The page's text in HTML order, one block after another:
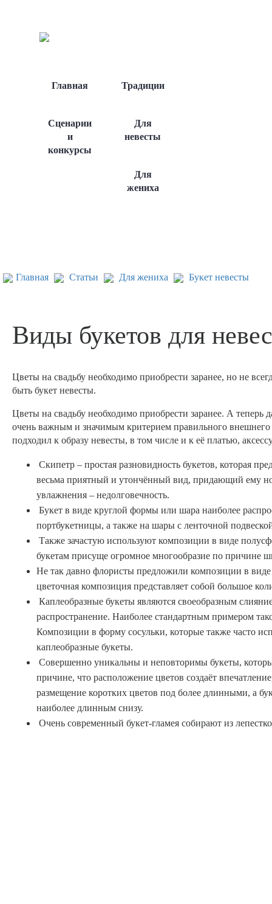
Главная Традиции
Сценарии
и
конкурсы
Для
невесты
Для
жениха
Главная Статьи Для жениха Букет невесты
Виды букетов для
Цветы на свадьбу необходимо приобрести заранее, но не
быть букет невесты.
Цветы на свадьбу необходимо приобрести заранее. А
очень важным и значимым критерием правильного внешнего
подходил к образу невесты, в том числе и к её платью,
Скипетр – простая разновидность букетов, которая
весьма приятный и утончённый вид, придающий ему
увлажнения – недолговечность.
Букет в виде круглой формы или шара наиболее
портбукетницы, а также на шары с ленточной
Также зачастую используют композиции в виде
букетам присуще огромное многообразие по причине
Не так давно флористы предложили композиции в виде
цветочная композиция представляет собой большое
Каплеобразные букеты являются своеобразным
распространение. Наиболее стандартным примером
Композиции в форму сосульки, которые также часто
каплеобразные букеты.
Совершенно уникальны и неповторимы букеты,
причине, что расположение цветов создаёт
размещение коротких цветов под более длинными, а
наиболее длинным снизу.
Очень современный букет-гламея собирают из